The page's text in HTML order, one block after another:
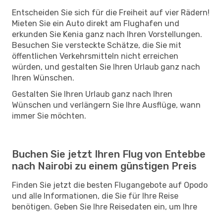
Entscheiden Sie sich für die Freiheit auf vier Rädern!
Mieten Sie ein Auto direkt am Flughafen und
erkunden Sie Kenia ganz nach Ihren Vorstellungen.
Besuchen Sie versteckte Schätze, die Sie mit
öffentlichen Verkehrsmitteln nicht erreichen
würden, und gestalten Sie Ihren Urlaub ganz nach
Ihren Wünschen.
Gestalten Sie Ihren Urlaub ganz nach Ihren
Wünschen und verlängern Sie Ihre Ausflüge, wann
immer Sie möchten.
Buchen Sie jetzt Ihren Flug von Entebbe
nach Nairobi zu einem günstigen Preis
Finden Sie jetzt die besten Flugangebote auf Opodo
und alle Informationen, die Sie für Ihre Reise
benötigen. Geben Sie Ihre Reisedaten ein, um Ihre